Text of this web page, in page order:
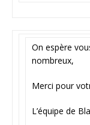
On espère
nombreux,
Merci pour
L’équipe de